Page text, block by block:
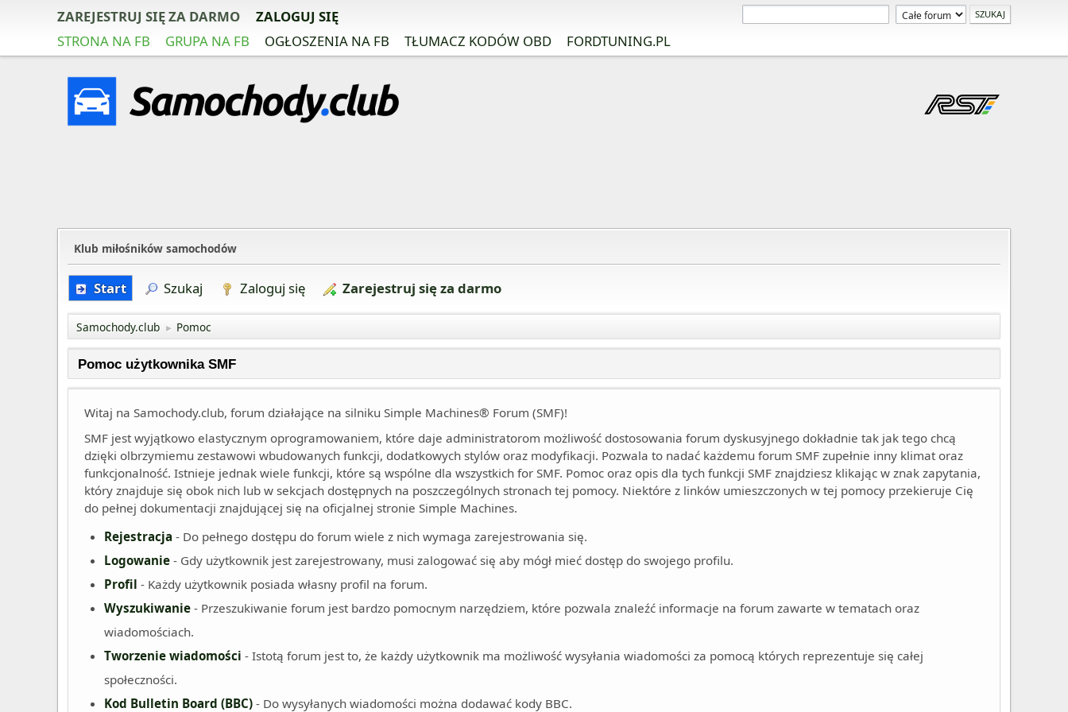
ZAREJESTRUJ SIĘ ZA DARMO
ZALOGUJ SIĘ
STRONA NA FB
GRUPA NA FB OGŁOSZENIA NA FB TŁUMACZ KODÓW OBD FORDTUNING.PL
Klub miłośników samochodów
Start Szukaj Zaloguj się Zarejestruj się za darmo
Samochody.club ► Pomoc
Pomoc użytkownika SMF
Witaj na Samochody.club, forum działające na silniku Simple Machines® Forum (SMF)!
SMF jest wyjątkowo elastycznym oprogramowaniem, które daje administratorom możliwość dostosowania forum dyskusyjnego dokładnie tak jak tego chcą
dzięki olbrzymiemu zestawowi wbudowanych funkcji, dodatkowych stylów oraz modyfikacji. Pozwala to nadać każdemu forum SMF zupełnie inny klimat oraz
funkcjonalność. Istnieje jednak wiele funkcji, które są wspólne dla wszystkich for SMF. Pomoc oraz opis dla tych funkcji SMF znajdziesz klikając w znak zapytania,
który znajduje się obok nich lub w sekcjach dostępnych na poszczególnych stronach tej pomocy. Niektóre z linków umieszczonych w tej pomocy przekieruje Cię
do pełnej dokumentacji znajdującej się na oficjalnej stronie Simple Machines.
Rejestracja - Do pełnego dostępu do forum wiele z nich wymaga zarejestrowania się.
Logowanie - Gdy użytkownik jest zarejestrowany, musi zalogować się aby mógł mieć dostęp do swojego profilu.
Profil - Każdy użytkownik posiada własny profil na forum.
Wyszukiwanie - Przeszukiwanie forum jest bardzo pomocnym narzędziem, które pozwala znaleźć informacje na forum zawarte w tematach oraz
wiadomościach.
Tworzenie wiadomości - Istotą forum jest to, że każdy użytkownik ma możliwość wysyłania wiadomości za pomocą których reprezentuje się całej
społeczności.
Kod Bulletin Board (BBC) - Do wysyłanych wiadomości można dodawać kody BBC.